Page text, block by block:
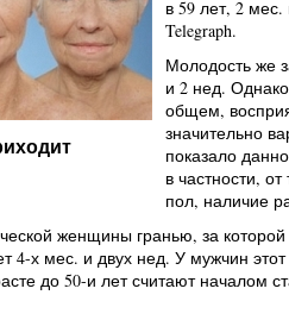
в 59 лет, 2
Telegraph.
Молодость же
и 2 нед.
общем,
значительно
показало
в частности,
пол, наличие
женщины гранью, за которой
4-х мес. и двух нед. У мужчин этот
до 50-и лет считают началом